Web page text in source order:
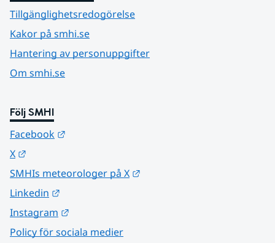
Tillgänglighetsredogörelse
Kakor på smhi.se
Hantering av personuppgifter
Om smhi.se
Följ SMHI
Facebook
X
SMHIs meteorologer på X
Linkedin
Instagram
Policy för sociala medier